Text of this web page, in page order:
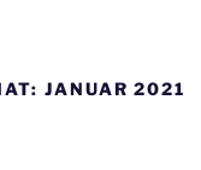
JANUAR 2021